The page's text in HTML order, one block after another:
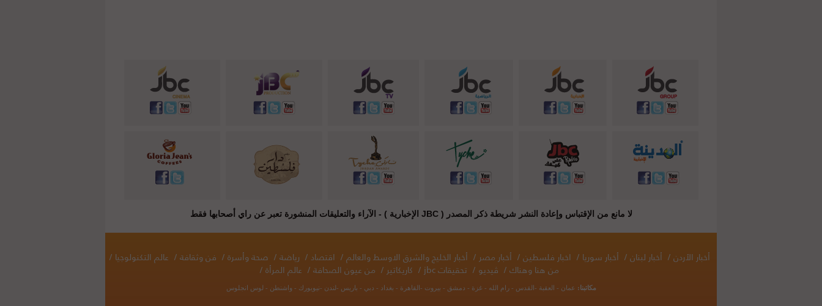
لا مانع من الإقتباس وإعادة النشر شريطة ذكر المصدر ( JBC الإخبارية ) - الآراء والتعليقات المنشورة تعبر عن راي أصحابها فقط
أخبار الأردن / أخبار لبنان / أخبار سوريا / اخبار فلسطين / أخبار مصر / أخبار الخليج والشرق الاوسط والعالم / اقتصاد / رياضة / صحة وأسرة / فن وثقافة / عالم التكنولوجيا /
من هنا وهناك / ڤيديو / تحقيقات jbc / كاريكاتير / من عيون الصحافة / عالم المرأة /
مكاتبنا: عمان - العقبة -القدس - رام الله - غزة - دمشق - بيروت -القاهرة - بغداد - دبي - باريس -لندن -نيويورك - واشنطن - لوس انجلوس